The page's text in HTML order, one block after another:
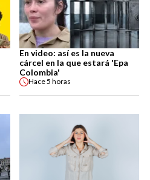
En video: así es la nueva
cárcel en la que estará 'Epa
Colombia'
Hace5 horas